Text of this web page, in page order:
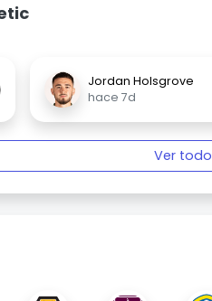
Jordan Holsgrove
hace 7d
Ver todo